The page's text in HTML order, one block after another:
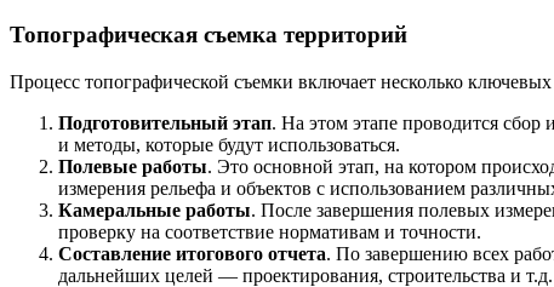
Топографическая съемка территорий
Процесс топографической съемки включает несколько ключевых
Подготовительный этап. На этом этапе проводится
и методы, которые будут использоваться.
Полевые работы. Это основной этап, на котором
измерения рельефа и объектов с использованием
Камеральные работы. После завершения полевых
проверку на соответствие нормативам и точности.
Составление итогового отчета. По завершению всех
дальнейших целей — проектирования, строительства и т.д.